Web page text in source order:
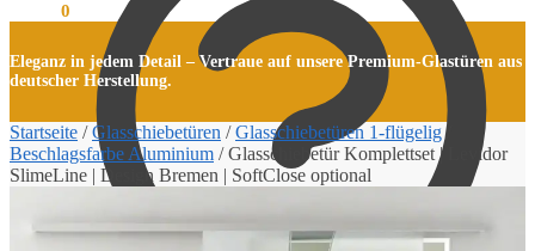
0
Eleganz in jedem Detail – Vertraue auf unsere Premium-Glastüren aus
deutscher Herstellung.
Startseite /Glasschiebetüren /Glasschiebetüren 1-flügelig/
Beschlagsfarbe Aluminium /Glasschiebetür Komplettset | Levidor
SlimeLine | Design Bremen | SoftClose optional